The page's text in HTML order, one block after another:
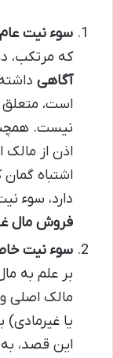
سوء نیت
که مرتکب،
آگاهی
است،
نیست.
اذن از مالک
اشتباه گمان
دارد، سوء
فروش مال
سوء نیت
بر علم به
مالک اصلی
یا
این قصد،